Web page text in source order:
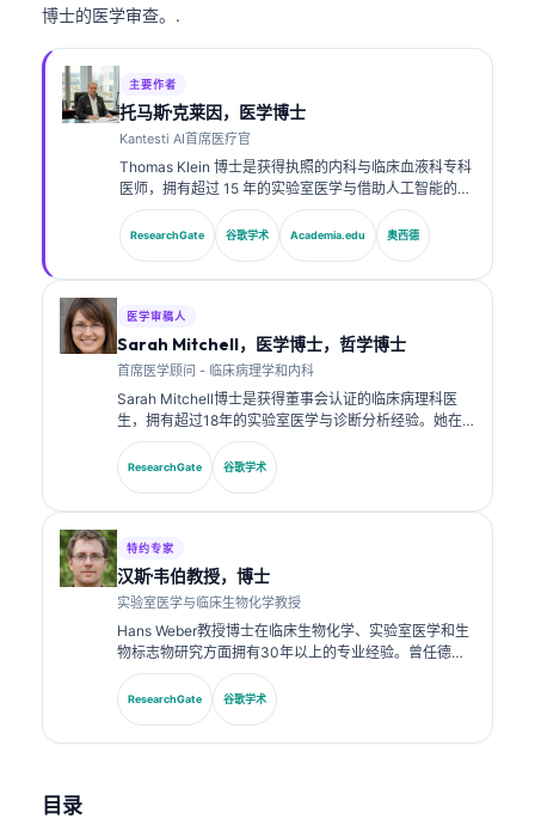
博士的医学审查。.
主要作者
托马斯·克莱因，医学博士
Kantesti AI首席医疗官
Thomas Klein 博士是获得执照的内科与临床血液科专科
医师，拥有超过 15 年的实验室医学与借助人工智能的临
床分析经验。作为 Kantesti AI 的首席医疗官，他负责对
专有神经网络的医学准确性进行临床监督。Klein 博士在
生物标志物解读以及实验室医学相关的实验室诊断方面
ResearchGate 谷歌学术 Academia.edu 奥西德
医学审稿人
Sarah Mitchell，医学博士，哲学博士
首席医学顾问 - 临床病理学和内科
Sarah Mitchell博士是获得董事会认证的临床病理科医
生，拥有超过18年的实验室医学与诊断分析经验。她在
临床化学方面拥有专业认证，并在临床实践中就生物标志
物面板与实验室分析发表了大量研究成果。.
ResearchGate 谷歌学术
特约专家
汉斯·韦伯教授，博士
实验室医学与临床生物化学教授
Hans Weber教授博士在临床生物化学、实验室医学和生
物标志物研究方面拥有30年以上的专业经验。曾任德国
临床化学学会主席，他专注于诊断面板分析、生物标志物
标准化以及AI辅助的实验室医学。.
ResearchGate 谷歌学术
目录